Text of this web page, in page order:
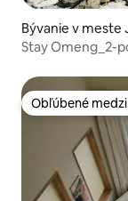
Bývanie v meste
Stay Omeng_2-
_Rodinný výlet
Obľúbené
Obľúbené